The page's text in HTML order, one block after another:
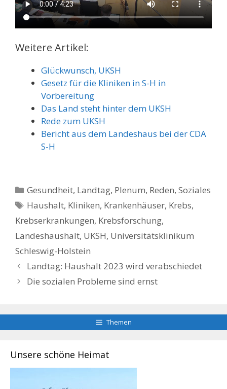
Weitere Artikel:
Glückwunsch, UKSH
Gesetz für die Kliniken in S-H in
Vorbereitung
Das Land steht hinter dem UKSH
Rede zum UKSH
Bericht aus dem Landeshaus bei der CDA
S-H
Kategorien
Gesundheit, Landtag, Plenum, Reden,Soziales
Schlagwörter
Haushalt, Kliniken, Krankenhäuser, Krebs,
Krebserkrankungen, Krebsforschung,
Landeshaushalt, UKSH, Universitätsklinikum
Schleswig-Holstein
Landtag: Haushalt 2023 wird verabschiedet
Die sozialen Probleme sind ernst
Themen
Unsere schöne Heimat